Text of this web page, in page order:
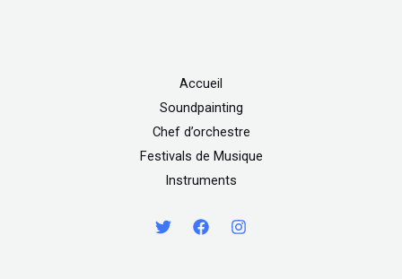
Accueil
Soundpainting
Chef d’orchestre
Festivals de Musique
Instruments